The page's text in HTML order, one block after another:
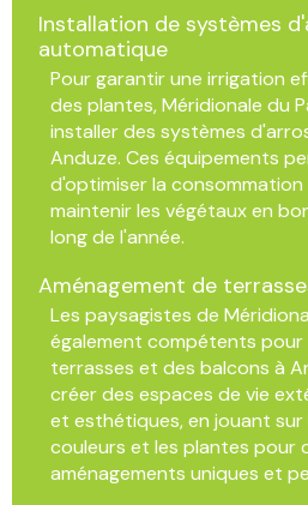
Installation de systèmes
automatique
Pour garantir une irrigation
des plantes, Méridionale du
installer des systèmes
Anduze. Ces équipements
d'optimiser la
maintenir les végétaux en
long de l'année.
Aménagement de
Les paysagistes de
également compétents pour
terrasses et des balcons à
créer des espaces de vie
et esthétiques, en jouant sur
couleurs et les plantes pour
aménagements uniques et